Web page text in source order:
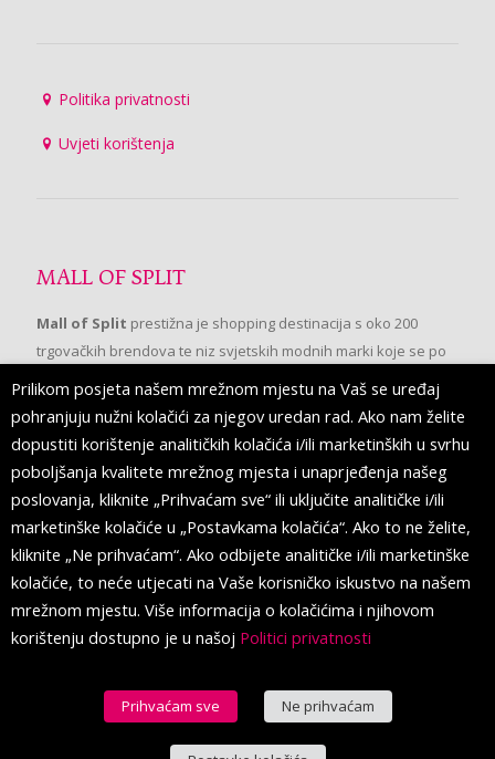
Politika privatnosti
Uvjeti korištenja
MALL OF SPLIT
Mall of Split prestižna je shopping destinacija s oko 200
trgovačkih brendova te niz svjetskih modnih marki koje se po
prvi put pojavljuju u Splitu.
PRATITE NAS
© 2016 Mall of Split. All Rights Reserved.
Prilikom posjeta našem mrežnom mjestu na Vaš se uređaj
pohranjuju nužni kolačići za njegov uredan rad. Ako nam želite
dopustiti korištenje analitičkih kolačića i/ili marketinških u svrhu
poboljšanja kvalitete mrežnog mjesta i unaprjeđenja našeg
poslovanja, kliknite „Prihvaćam sve“ ili uključite analitičke i/ili
marketinške kolačiće u „Postavkama kolačića“. Ako to ne želite,
kliknite „Ne prihvaćam“. Ako odbijete analitičke i/ili marketinške
kolačiće, to neće utjecati na Vaše korisničko iskustvo na našem
mrežnom mjestu. Više informacija o kolačićima i njihovom
korištenju dostupno je u našoj Politici privatnosti
Prihvaćam sve Ne prihvaćam